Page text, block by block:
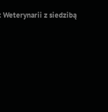
Weterynarii z siedzibą